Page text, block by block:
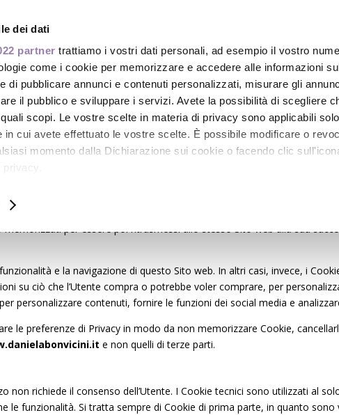
dei dati
partner trattiamo i vostri dati personali, ad esempio il vostro
come i cookie per memorizzare e accedere alle informazioni
di pubblicare annunci e contenuti personalizzati, misurare gli
il pubblico e sviluppare i servizi. Avete la possibilità di scegliere
scopi. Le vostre scelte in materia di privacy sono applicabili
in cui avete effettuato le vostre scelte. È possibile modificare o
momento dalla Dichiarazione sui cookie o facendo clic
privacy.
vorremmo anche:
digitali).
vengono elaborati i tuoi dati personali e imposta le tue
o ritirare il tuo consenso in qualsiasi momento dalla
anche di terze parti. Se vuoi negare il consenso chiudere il
a destra e ciò comporterà il permanere delle impostazioni di default
navigazione in assenza di cookie o altri strumenti di tracciamento
Chi Sono
dimensioni che possono essere utilizzati dai siti web per rendere più
e la navigazione di questo Sito web. In altri casi, invece, i
su ciò che l’Utente compra o potrebbe voler comprare, per
personalizzare contenuti, fornire le funzioni dei social media e
le preferenze di Privacy in modo da non memorizzare Cookie,
e non quelli di terze parti.
non richiede il consenso dell’Utente. I Cookie tecnici sono utilizzati al
le funzionalità. Si tratta sempre di Cookie di prima parte, in quanto